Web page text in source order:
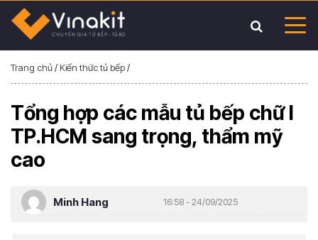
Trang chủ/Kiến thức tủ bếp/
Tổng hợp các mẫu tủ bếp chữ I
TP.HCM sang trọng, thẩm mỹ
cao
Minh Hang 16:58 - 24/09/2025